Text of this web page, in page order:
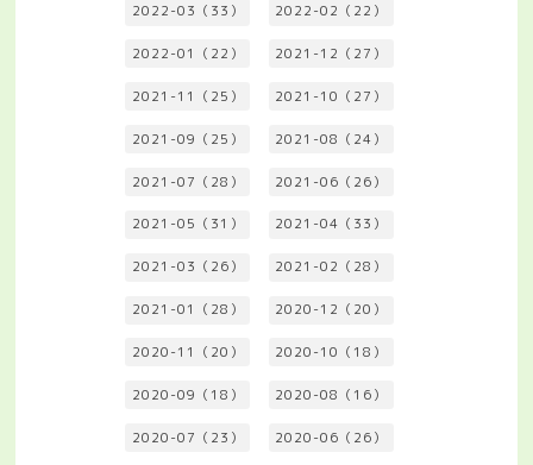
2022-03（33） 2022-02（22）
2022-01（22） 2021-12（27）
2021-11（25） 2021-10（27）
2021-09（25） 2021-08（24）
2021-07（28） 2021-06（26）
2021-05（31） 2021-04（33）
2021-03（26） 2021-02（28）
2021-01（28） 2020-12（20）
2020-11（20） 2020-10（18）
2020-09（18） 2020-08（16）
2020-07（23） 2020-06（26）